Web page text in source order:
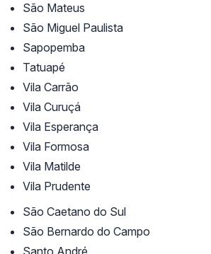
São Mateus
São Miguel Paulista
Sapopemba
Tatuapé
Vila Carrão
Vila Curuçá
Vila Esperança
Vila Formosa
Vila Matilde
Vila Prudente
São Caetano do Sul
São Bernardo do Campo